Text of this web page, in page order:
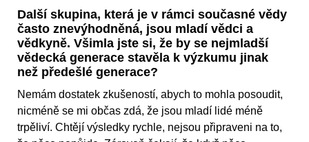
Další skupina, která je v rámci současné vědy
často znevýhodněná, jsou mladí vědci a
vědkyně. Všimla jste si, že by se nejmladší
vědecká generace stavěla k výzkumu jinak
než předešlé generace?
Nemám dostatek zkušeností, abych to mohla posoudit,
nicméně se mi občas zdá, že jsou mladí lidé méně
trpěliví. Chtějí výsledky rychle, nejsou připraveni na to,